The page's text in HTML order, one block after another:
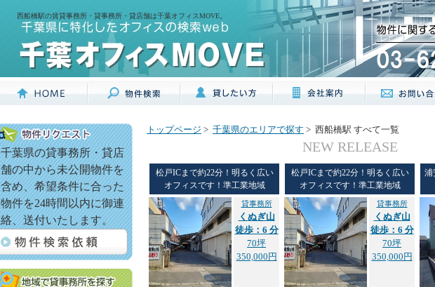
西船橋駅の賃貸事務所・貸事務所・貸店舗は千葉オフィスMOVE。
千葉県の貸事務所・貸店
舗の中から未公開物件を
含め、希望条件に合った
物件を24時間以内に御連
絡、送付いたします。
トップページ > 千葉県のエリアで探す > 西船橋駅 すべて一覧
NEW RELEASE
松戸ICまで約22分！明るく広い
オフィスです！準工業地域
貸事務所
くぬぎ山
徒歩：6 分
70坪
350,000円
松戸ICまで約22分！明るく広い
オフィスです！準工業地域
貸事務所
くぬぎ山
徒歩：6 分
70坪
350,000円
浦